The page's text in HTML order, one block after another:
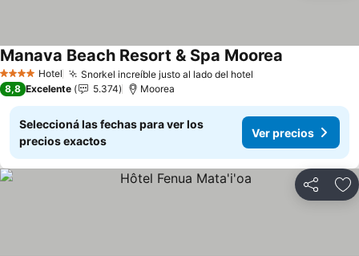
4 EstrellasHotel Snorkel increíble justo al lado del hotel
Manava Beach Resort & Spa Moorea
8,8 Excelente 5.374 Moorea
Seleccioná las fechas para ver los
precios exactos
Ver precios
Compartir